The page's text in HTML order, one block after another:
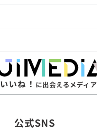
いいね！ に出会えるメディア
公式SNS